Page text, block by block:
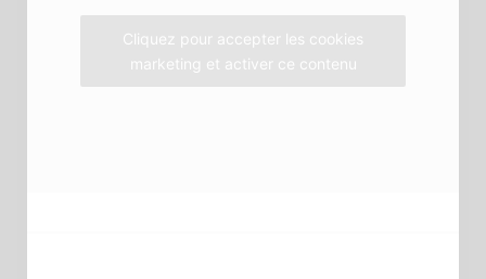
m
Cliquez pour accepter les cookies
marketing et activer ce contenu